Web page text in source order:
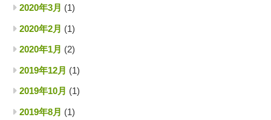
2020年3月 (1)
2020年2月 (1)
2020年1月 (2)
2019年12月 (1)
2019年10月 (1)
2019年8月 (1)